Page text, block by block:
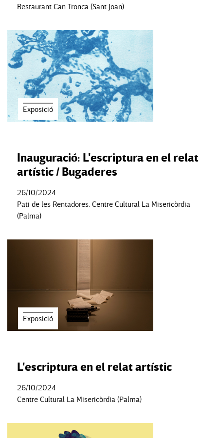
Restaurant Can Tronca (Sant Joan)
Exposició
Inauguració: L'escriptura en el relat
artístic / Bugaderes
26/10/2024
Pati de les Rentadores. Centre Cultural La Misericòrdia
(Palma)
Exposició
L'escriptura en el relat artístic
26/10/2024
Centre Cultural La Misericòrdia (Palma)